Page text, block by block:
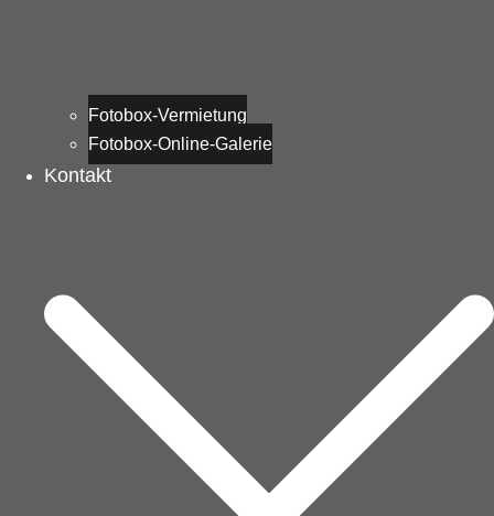
Fotobox-Vermietung
Fotobox-Online-Galerie
Kontakt